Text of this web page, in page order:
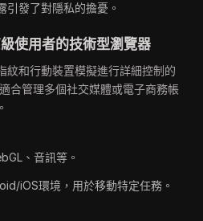
發了對隱私的擔憂。
使用者的技術型瀏覽器
紋和行動裝置模擬進行詳細控制的
合管理多個社交媒體或電子商務帳
、音訊等。
iOS環境，用於移動特定任務。